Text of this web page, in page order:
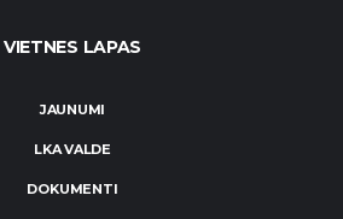
VIETNES LAPAS
JAUNUMI
LKA VALDE
DOKUMENTI